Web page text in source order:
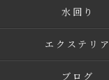
水回り
エクステリア
ブログ